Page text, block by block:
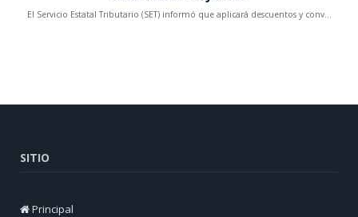
SITIO
Principal